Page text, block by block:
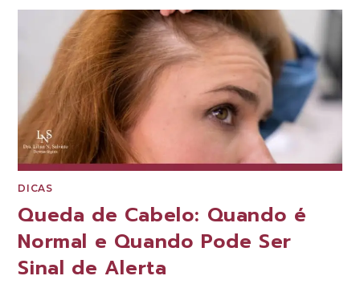
DICAS
Queda de Cabelo: Quando é
Normal e Quando Pode Ser
Sinal de Alerta